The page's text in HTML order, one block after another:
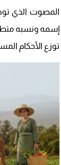
إسمه ونسبه
توزع الأحكام